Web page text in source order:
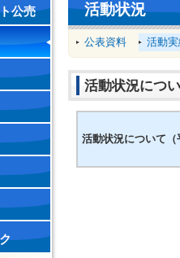
公売 活動状況
公表資料 活動
活動状況につ
活動状況について